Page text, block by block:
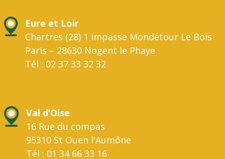
Eure et Loir
Chartres (28) 1 impasse Mondétour Le Bois
Paris – 28630 Nogent le Phaye
Tél : 02 37 33 32 32
Val d’Oise
16 Rue du compas
95310 St Ouen l'Aumône
Tél : 01 34 66 33 16